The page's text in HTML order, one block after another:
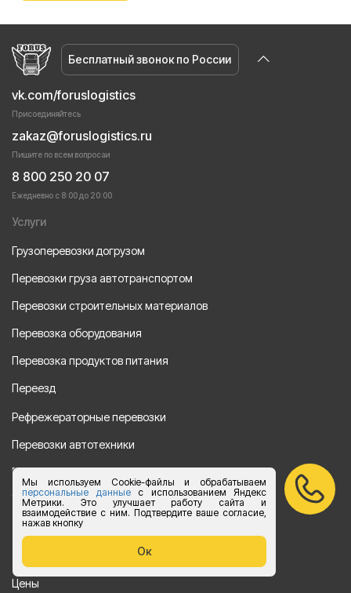
Мы используем Cookie-файлы и обрабатываем
персональные данныес использованием Яндекс
Метрики. Это улучшает работу сайта и
взаимодействие с ним. Подтвердите ваше согласие,
нажав кнопку
Ок
Бесплатный звонок по России
vk.com/foruslogistics
Присоединяйтесь
zakaz@foruslogistics.ru
Пишите по всем вопросаи
8 800 250 20 07
Ежедневно с 8:00 до 20:00
Услуги
Грузоперевозки догрузом
Перевозки груза автотранспортом
Перевозки строительных материалов
Перевозка оборудования
Перевозка продуктов питания
Переезд
Рефрежераторные перевозки
Перевозки автотехники
Перевозка алкогольной продукции
Упаковка груза
Наши направления
Цены